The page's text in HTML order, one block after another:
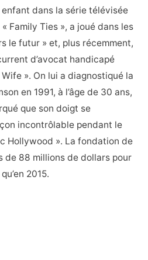
enfant dans la série télévisée
Family Ties », a joué dans les
le futur » et, plus récemment,
d’avocat handicapé
». On lui a diagnostiqué la
en 1991, à l’âge de 30 ans,
que son doigt se
incontrôlable pendant le
Hollywood ». La fondation de
de 88 millions de dollars pour
2015.